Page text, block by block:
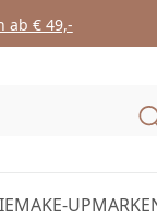
ab € 49,-
MAKE-UP